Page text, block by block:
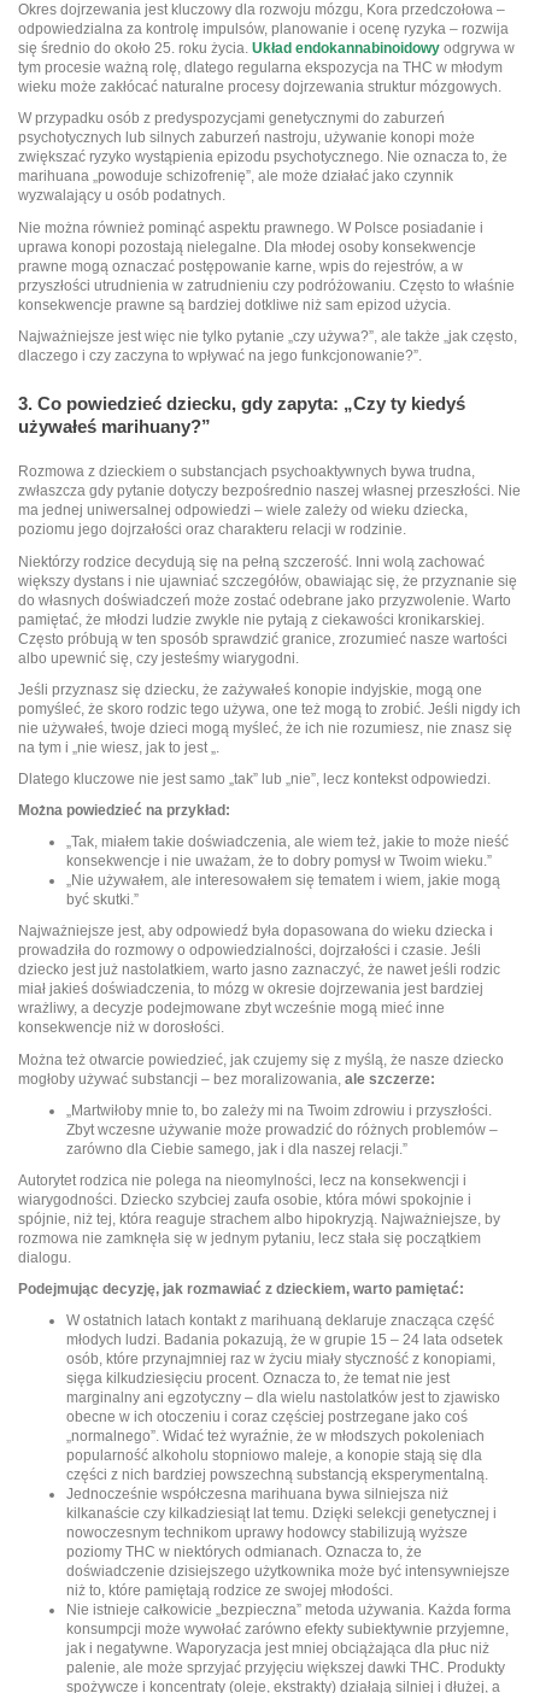
Okres dojrzewania jest kluczowy dla rozwoju mózgu, Kora przedczołowa –
odpowiedzialna za kontrolę impulsów, planowanie i ocenę ryzyka – rozwija
się średnio do około 25. roku życia. Układ endokannabinoidowy odgrywa w
tym procesie ważną rolę, dlatego regularna ekspozycja na THC w młodym
wieku może zakłócać naturalne procesy dojrzewania struktur mózgowych.
W przypadku osób z predyspozycjami genetycznymi do zaburzeń
psychotycznych lub silnych zaburzeń nastroju, używanie konopi może
zwiększać ryzyko wystąpienia epizodu psychotycznego. Nie oznacza to, że
marihuana „powoduje schizofrenię”, ale może działać jako czynnik
wyzwalający u osób podatnych.
Nie można również pominąć aspektu prawnego. W Polsce posiadanie i
uprawa konopi pozostają nielegalne. Dla młodej osoby konsekwencje
prawne mogą oznaczać postępowanie karne, wpis do rejestrów, a w
przyszłości utrudnienia w zatrudnieniu czy podróżowaniu. Często to właśnie
konsekwencje prawne są bardziej dotkliwe niż sam epizod użycia.
Najważniejsze jest więc nie tylko pytanie „czy używa?”, ale także „jak często,
dlaczego i czy zaczyna to wpływać na jego funkcjonowanie?”.
3. Co powiedzieć dziecku, gdy zapyta: „Czy ty kiedyś
używałeś marihuany?”
Rozmowa z dzieckiem o substancjach psychoaktywnych bywa trudna,
zwłaszcza gdy pytanie dotyczy bezpośrednio naszej własnej przeszłości. Nie
ma jednej uniwersalnej odpowiedzi – wiele zależy od wieku dziecka,
poziomu jego dojrzałości oraz charakteru relacji w rodzinie.
Niektórzy rodzice decydują się na pełną szczerość. Inni wolą zachować
większy dystans i nie ujawniać szczegółów, obawiając się, że przyznanie się
do własnych doświadczeń może zostać odebrane jako przyzwolenie. Warto
pamiętać, że młodzi ludzie zwykle nie pytają z ciekawości kronikarskiej.
Często próbują w ten sposób sprawdzić granice, zrozumieć nasze wartości
albo upewnić się, czy jesteśmy wiarygodni.
Jeśli przyznasz się dziecku, że zażywałeś konopie indyjskie, mogą one
pomyśleć, że skoro rodzic tego używa, one też mogą to zrobić. Jeśli nigdy ich
nie używałeś, twoje dzieci mogą myśleć, że ich nie rozumiesz, nie znasz się
na tym i „nie wiesz, jak to jest „.
Dlatego kluczowe nie jest samo „tak” lub „nie”, lecz kontekst odpowiedzi.
Można powiedzieć na przykład:
„Tak, miałem takie doświadczenia, ale wiem też, jakie to może nieść
konsekwencje i nie uważam, że to dobry pomysł w Twoim wieku.”
„Nie używałem, ale interesowałem się tematem i wiem, jakie mogą
być skutki.”
Najważniejsze jest, aby odpowiedź była dopasowana do wieku dziecka i
prowadziła do rozmowy o odpowiedzialności, dojrzałości i czasie. Jeśli
dziecko jest już nastolatkiem, warto jasno zaznaczyć, że nawet jeśli rodzic
miał jakieś doświadczenia, to mózg w okresie dojrzewania jest bardziej
wrażliwy, a decyzje podejmowane zbyt wcześnie mogą mieć inne
konsekwencje niż w dorosłości.
Można też otwarcie powiedzieć, jak czujemy się z myślą, że nasze dziecko
mogłoby używać substancji – bez moralizowania, ale szczerze:
„Martwiłoby mnie to, bo zależy mi na Twoim zdrowiu i przyszłości.
Zbyt wczesne używanie może prowadzić do różnych problemów –
zarówno dla Ciebie samego, jak i dla naszej relacji.”
Autorytet rodzica nie polega na nieomylności, lecz na konsekwencji i
wiarygodności. Dziecko szybciej zaufa osobie, która mówi spokojnie i
spójnie, niż tej, która reaguje strachem albo hipokryzją. Najważniejsze, by
rozmowa nie zamknęła się w jednym pytaniu, lecz stała się początkiem
dialogu.
Podejmując decyzję, jak rozmawiać z dzieckiem, warto pamiętać:
W ostatnich latach kontakt z marihuaną deklaruje znacząca część
młodych ludzi. Badania pokazują, że w grupie 15 – 24 lata odsetek
osób, które przynajmniej raz w życiu miały styczność z konopiami,
sięga kilkudziesięciu procent. Oznacza to, że temat nie jest
marginalny ani egzotyczny – dla wielu nastolatków jest to zjawisko
obecne w ich otoczeniu i coraz częściej postrzegane jako coś
„normalnego”. Widać też wyraźnie, że w młodszych pokoleniach
popularność alkoholu stopniowo maleje, a konopie stają się dla
części z nich bardziej powszechną substancją eksperymentalną.
Jednocześnie współczesna marihuana bywa silniejsza niż
kilkanaście czy kilkadziesiąt lat temu. Dzięki selekcji genetycznej i
nowoczesnym technikom uprawy hodowcy stabilizują wyższe
poziomy THC w niektórych odmianach. Oznacza to, że
doświadczenie dzisiejszego użytkownika może być intensywniejsze
niż to, które pamiętają rodzice ze swojej młodości.
Nie istnieje całkowicie „bezpieczna” metoda używania. Każda forma
konsumpcji może wywołać zarówno efekty subiektywnie przyjemne,
jak i negatywne. Waporyzacja jest mniej obciążająca dla płuc niż
palenie, ale może sprzyjać przyjęciu większej dawki THC. Produkty
spożywcze i koncentraty (oleje, ekstrakty) działają silniej i dłużej, a